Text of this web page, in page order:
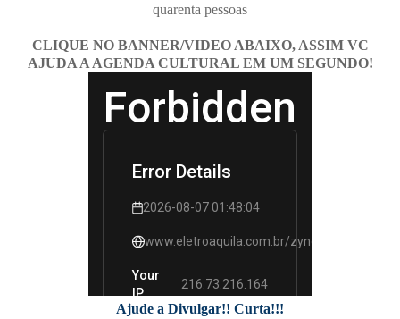
quarenta pessoas
CLIQUE NO BANNER/VIDEO ABAIXO, ASSIM VC
AJUDA A AGENDA CULTURAL EM UM SEGUNDO!
Ajude a Divulgar!! Curta!!!